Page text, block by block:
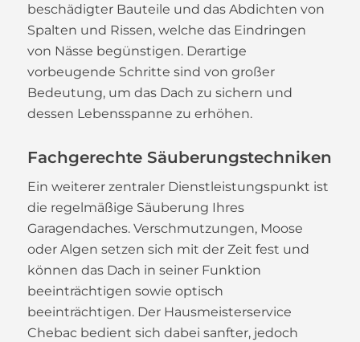
beschädigter Bauteile und das Abdichten von
Spalten und Rissen, welche das Eindringen
von Nässe begünstigen. Derartige
vorbeugende Schritte sind von großer
Bedeutung, um das Dach zu sichern und
dessen Lebensspanne zu erhöhen.
Fachgerechte Säuberungstechniken
Ein weiterer zentraler Dienstleistungspunkt ist
die regelmäßige Säuberung Ihres
Garagendaches. Verschmutzungen, Moose
oder Algen setzen sich mit der Zeit fest und
können das Dach in seiner Funktion
beeinträchtigen sowie optisch
beeinträchtigen. Der Hausmeisterservice
Chebac bedient sich dabei sanfter, jedoch